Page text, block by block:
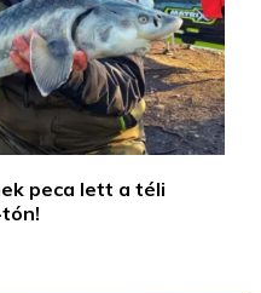
peca lett a téli